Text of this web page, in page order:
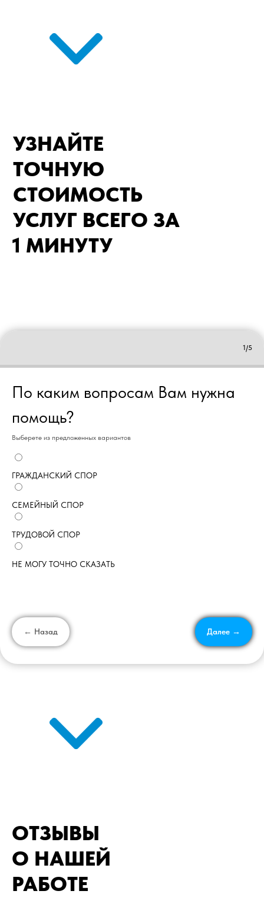
УЗНАЙТЕ
ТОЧНУЮ
СТОИМОСТЬ
УСЛУГ ВСЕГО ЗА
1 МИНУТУ
1/5
По каким вопросам Вам нужна
помощь?
Выберете из предложенных вариантов
ГРАЖДАНСКИЙ СПОР
СЕМЕЙНЫЙ СПОР
ТРУДОВОЙ СПОР
НЕ МОГУ ТОЧНО СКАЗАТЬ
← Назад Далее →
ОТЗЫВЫ
О НАШЕЙ
РАБОТЕ